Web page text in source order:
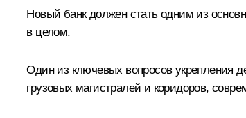
Новый банк должен стать одним из
в целом.
Один из ключевых вопросов укрепления
грузовых магистралей и коридоров,